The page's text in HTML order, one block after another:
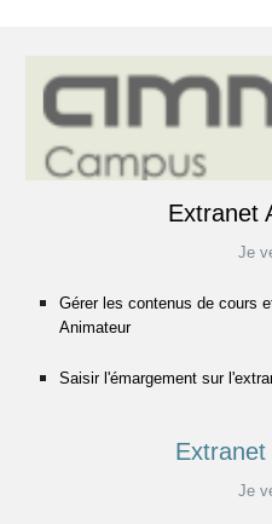
Extranet
Je
Gérer les contenus de cours
Animateur
Saisir l'émargement sur
Je